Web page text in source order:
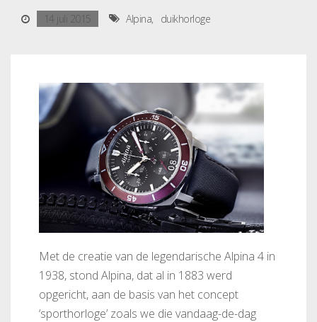
14 juli 2015 Alpina duikhorloge
Met de creatie van de legendarische Alpina 4 in
1938, stond Alpina, dat al in 1883 werd
opgericht, aan de basis van het concept
‘sporthorloge’ zoals we die vandaag-de-dag